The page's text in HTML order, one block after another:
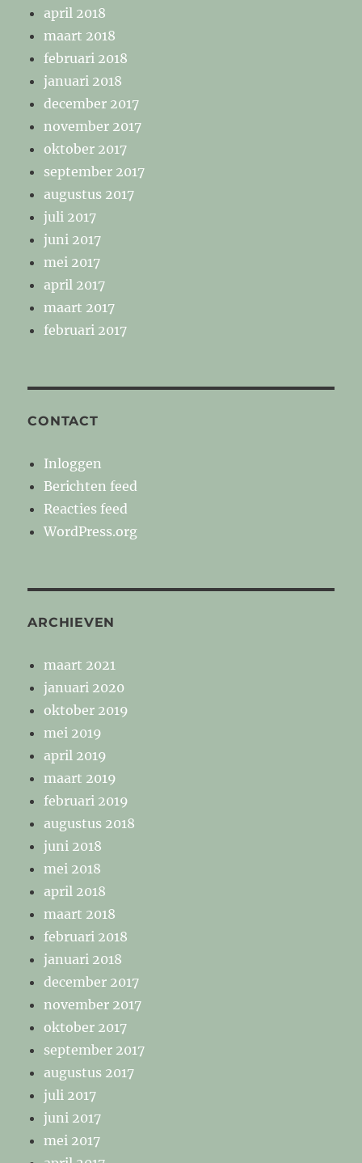
april 2018
maart 2018
februari 2018
januari 2018
december 2017
november 2017
oktober 2017
september 2017
augustus 2017
juli 2017
juni 2017
mei 2017
april 2017
maart 2017
februari 2017
CONTACT
Inloggen
Berichten feed
Reacties feed
WordPress.org
ARCHIEVEN
maart 2021
januari 2020
oktober 2019
mei 2019
april 2019
maart 2019
februari 2019
augustus 2018
juni 2018
mei 2018
april 2018
maart 2018
februari 2018
januari 2018
december 2017
november 2017
oktober 2017
september 2017
augustus 2017
juli 2017
juni 2017
mei 2017